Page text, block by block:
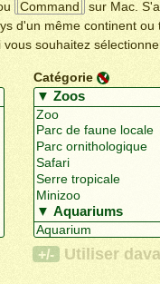
Command
sur Mac.
d'un même continent
souhaitez
Catégorie
+/- Utiliser